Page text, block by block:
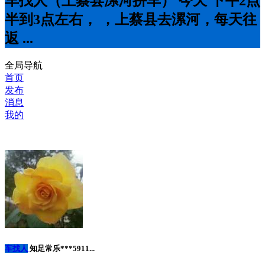
半到3点左右， ，上蔡县去漯河，每天往
返 ...
全局导航
首页
发布
消息
我的
车找人 知足常乐***5911...